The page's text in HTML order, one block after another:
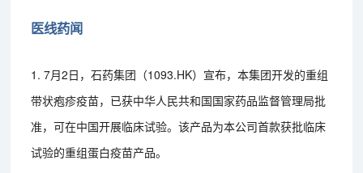
医线药闻
1. 7月2日，石药集团（1093.HK）宣布，本集团开发的重组
带状疱疹疫苗，已获中华人民共和国国家药品监督管理局批
准，可在中国开展临床试验。该产品为本公司首款获批临床
试验的重组蛋白疫苗产品。